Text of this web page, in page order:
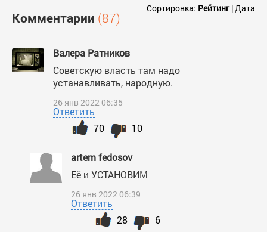
Комментарии (87)
Сортировка: Рейтинг|Дата
Валера Ратников
Советскую власть там надо
устанавливать, народную.
26 янв 2022 06:35
Ответить
10
70
artem fedosov
Её и УСТАНОВИМ
26 янв 2022 06:39
Ответить
6
28